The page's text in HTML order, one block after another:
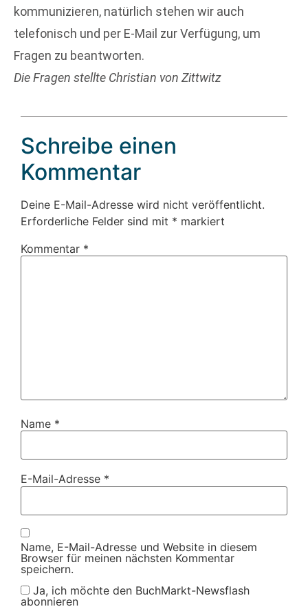
kommunizieren, natürlich stehen wir auch
telefonisch und per E-Mail zur Verfügung, um
Fragen zu beantworten.
Die Fragen stellte Christian von Zittwitz
Schreibe einen
Kommentar
Deine E-Mail-Adresse wird nicht veröffentlicht.
Erforderliche Felder sind mit * markiert
Kommentar *
Name *
E-Mail-Adresse *
Name, E-Mail-Adresse und Website in diesem
Browser für meinen nächsten Kommentar
speichern.
Ja, ich möchte den BuchMarkt-Newsflash
abonnieren